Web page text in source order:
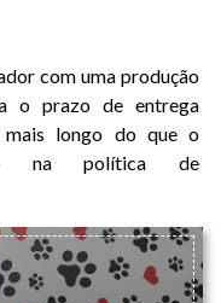
com uma produção
o prazo de entrega
longo do que o
na política de